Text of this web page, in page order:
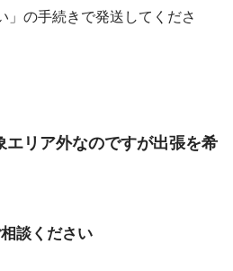
」の手続きで発送してくださ
エリア外なのですが出張を希
談ください